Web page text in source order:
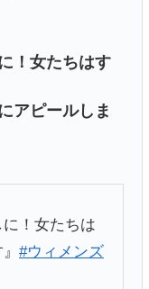
！女たちはす
アピールしま
に！女たちは
#ウィメンズ